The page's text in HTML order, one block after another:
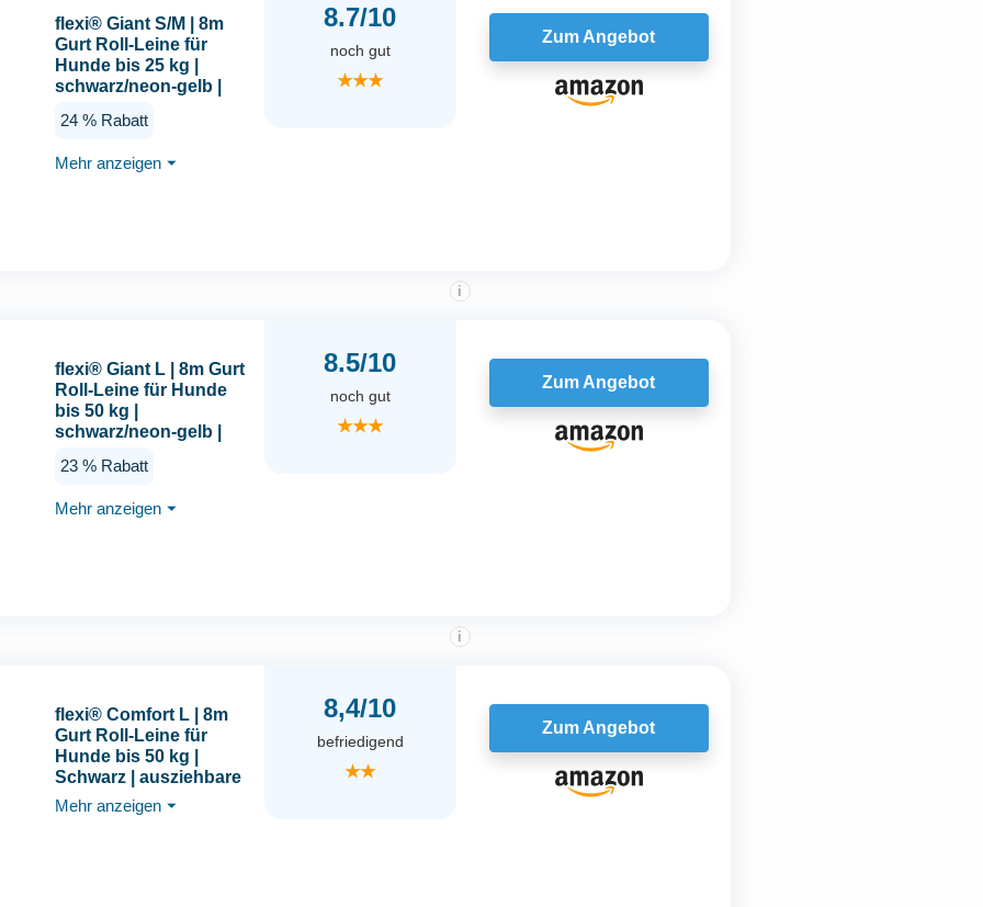
flexi® Giant S/M | 8m
Gurt Roll-Leine für
Hunde bis 25 kg |
schwarz/neon-gelb |
Hundeleine | Gewicht
19.2 cm
24 % Rabatt
Mehr anzeigen ⏷
8.7/10
noch gut
★★★
Zum Angebot
flexi® Giant L | 8m Gurt
Roll-Leine für Hunde
bis 50 kg |
schwarz/neon-gelb |
Hundeleine | Gewicht
20.8 cm
23 % Rabatt
Mehr anzeigen ⏷
8.5/10
i
noch gut
★★★
Zum Angebot
flexi® Comfort L | 8m
Gurt Roll-Leine für
Hunde bis 50 kg |
Schwarz | ausziehbare
Hundeleine | Gewicht
537.8 gr | Maße 13.9 x
Mehr anzeigen ⏷
8,4/10
i
befriedigend
★★
Zum Angebot